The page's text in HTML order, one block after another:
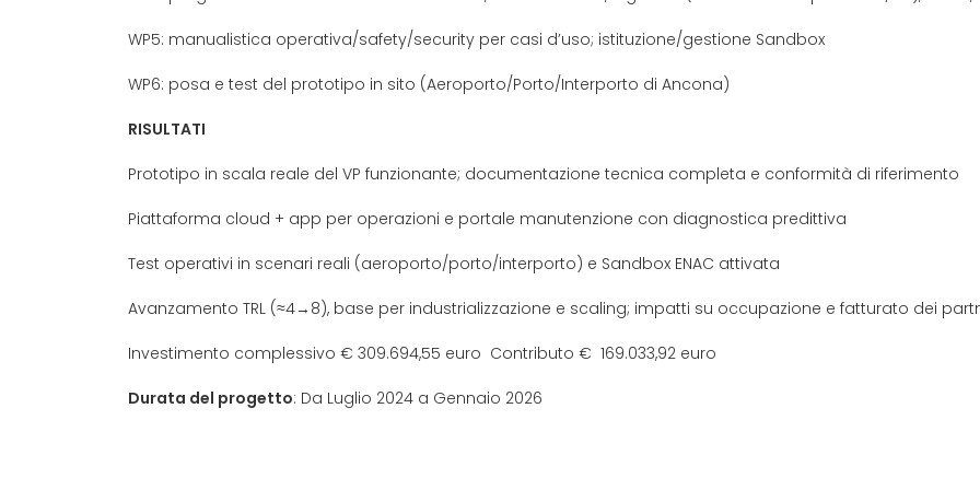
WP5: manualistica operativa/safety/security per casi d’uso; istituzione/gestione Sandbox
WP6: posa e test del prototipo in sito (Aeroporto/Porto/Interporto di Ancona)
RISULTATI
Prototipo in scala reale del VP funzionante; documentazione tecnica completa e conformità di riferimento
Piattaforma cloud + app per operazioni e portale manutenzione con diagnostica predittiva
Test operativi in scenari reali (aeroporto/porto/interporto) e Sandbox ENAC attivata
Avanzamento TRL (≈4→8), base per industrializzazione e scaling; impatti su occupazione e fatturato dei
Investimento complessivo € 309.694,55 euro Contributo € 169.033,92 euro
Durata del progetto: Da Luglio 2024 a Gennaio 2026